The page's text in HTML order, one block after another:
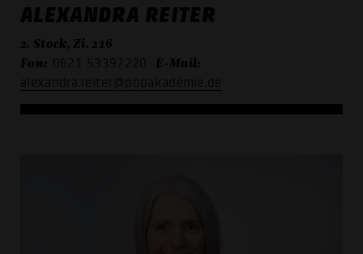
ALEXANDRA REITER
2. Stock, Zi. 216
Fon:
0621 53397220 E-Mail:
alexandra.reiter@popakademie.de